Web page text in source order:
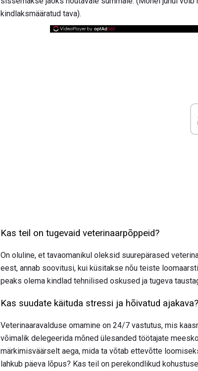
kindlaksmääratud tava).
Kas teil on tugevaid veterinaarpõppeid?
On oluline, et tavaomanikul oleksid suurepärased
eest, annab soovitusi, kui küsitakse nõu teiste
peaks olema kindlad tehnilised oskused ja tugeva
Kas suudate käituda stressi ja hõivatud ajakava?
Veterinaaravalduse omamine on 24/7 vastutus, mis
võimalik delegeerida mõned ülesanded töötajate
märkimisväärselt aega, mida ta võtab ettevõtte
lahkub päeva lõpus? Kas teil on perekondlikud